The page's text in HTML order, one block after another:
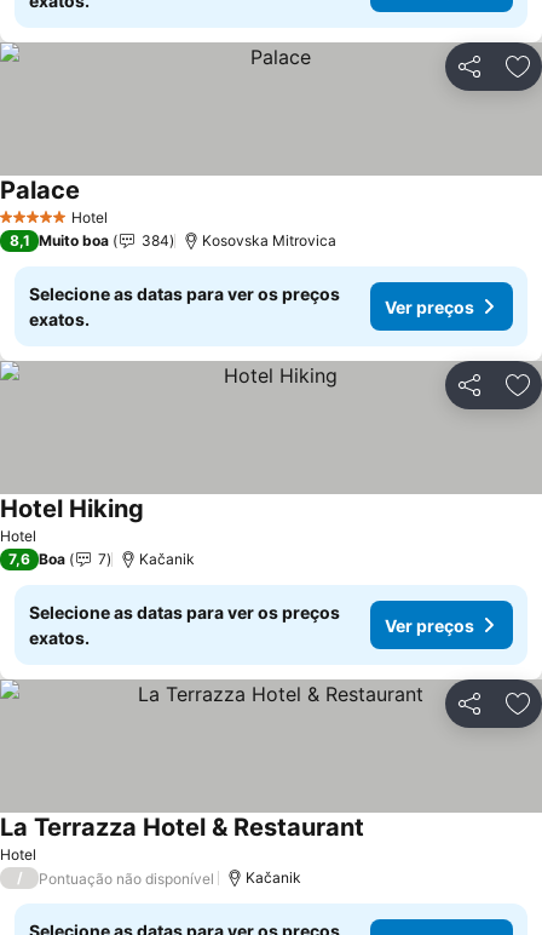
Partilhar
5 Estrelas Hotel
Palace
8,1 Muito boa 384 Kosovska Mitrovica
Selecione as datas para ver os preços
exatos.
Ver preços
Partilhar
Hotel
Hotel Hiking
7,6 Boa 7 Kačanik
Selecione as datas para ver os preços
exatos.
Ver preços
Partilhar
Hotel
La Terrazza Hotel & Restaurant
/ Pontuação não disponível Kačanik
Selecione as datas para ver os preços